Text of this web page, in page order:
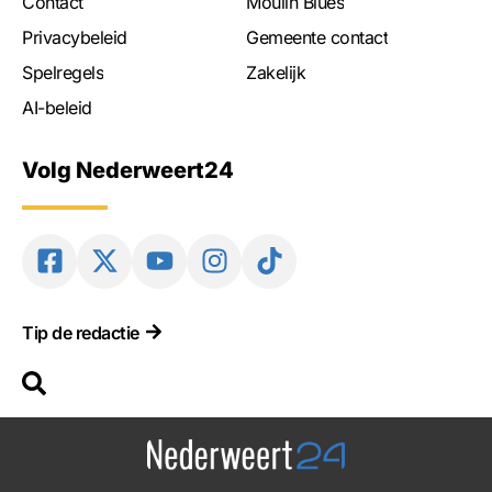
Privacybeleid
Spelregels
AI-beleid
Gemeente contact
Zakelijk
Volg Nederweert24
Tip de redactie